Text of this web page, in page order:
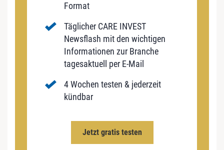
Format
Täglicher CARE INVEST
Newsflash mit den wichtigen
Informationen zur Branche
tagesaktuell per E-Mail
4 Wochen testen & jederzeit
kündbar
Jetzt gratis testen